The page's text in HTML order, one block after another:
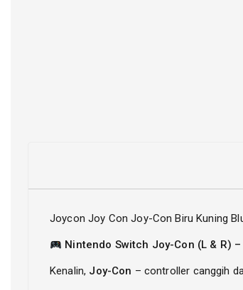
Joycon Joy Con Joy-Con Biru Kuning
Nintendo Switch Joy-Con (L & R)
Kenalin, Joy-Con – controller canggih